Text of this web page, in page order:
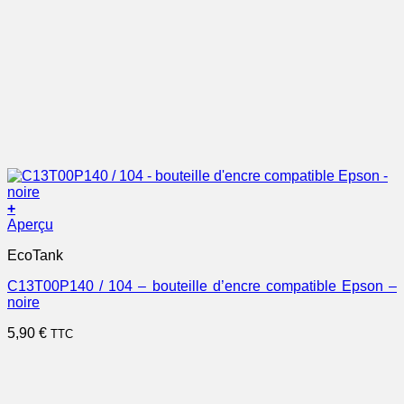
+
Aperçu
EcoTank
C13T00P140 / 104 – bouteille d’encre compatible Epson –
noire
5,90 € TTC